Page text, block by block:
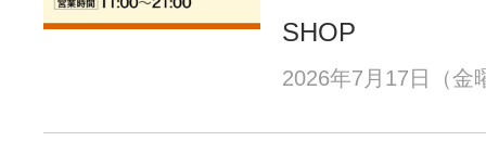
SHOP
2026年7月17日（金